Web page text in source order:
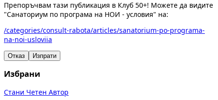
Препоръчвам тази публикация в Клуб 50+! Можете да видите
"Санаториум по програма на НОИ - условия" на:
/categories/consult-rabota/articles/sanatorium-po-programa-
na-noi-usloviia
Отказ Изпрати
Избрани
Стани Четен Автор